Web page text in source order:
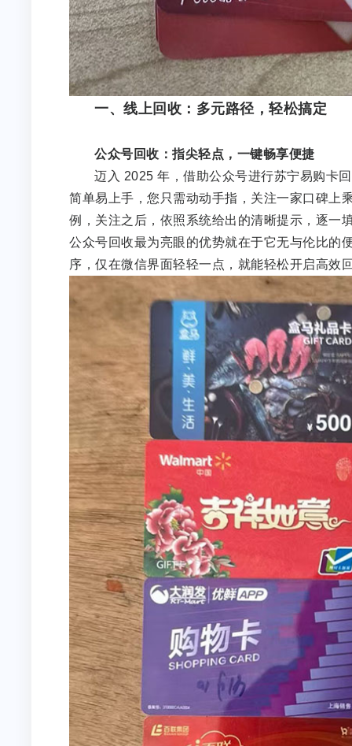
一、线上回收：多元路径，轻松搞定
公众号回收：指尖轻点，一键畅享便捷
迈入 2025 年，借助公众号进行苏宁易购卡
简单易上手，您只需动动手指，关注一家口碑上
例，关注之后，依照系统给出的清晰提示，逐一
公众号回收最为亮眼的优势就在于它无与伦比的
序，仅在微信界面轻轻一点，就能轻松开启高效